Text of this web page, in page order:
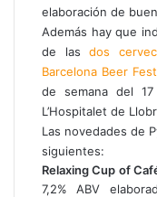
elaboración de
Además hay que
de lasdos
Barcelona Beer
de semana del
L’Hospitalet de
Las novedades de
siguientes:
Relaxing Cup of
7,2% ABV